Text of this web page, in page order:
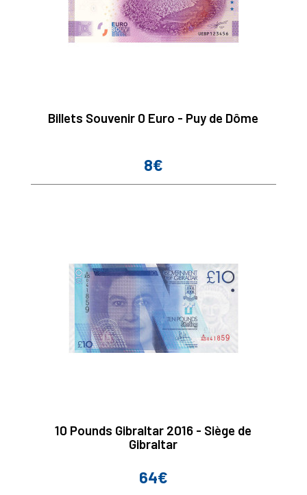
Billets Souvenir 0 Euro - Puy de Dôme
Prix
8€
10 Pounds Gibraltar 2016 - Siège de
Gibraltar
Prix
64€